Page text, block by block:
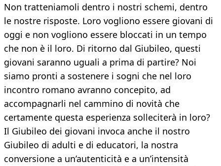
Non tratteniamoli dentro i nostri schemi, dentro
le nostre risposte. Loro vogliono essere giovani di
oggi e non vogliono essere bloccati in un tempo
che non è il loro. Di ritorno dal Giubileo, questi
giovani saranno uguali a prima di partire? Noi
siamo pronti a sostenere i sogni che nel loro
incontro romano avranno concepito, ad
accompagnarli nel cammino di novità che
certamente questa esperienza solleciterà in loro?
Il Giubileo dei giovani invoca anche il nostro
Giubileo di adulti e di educatori, la nostra
conversione a un’autenticità e a un’intensità